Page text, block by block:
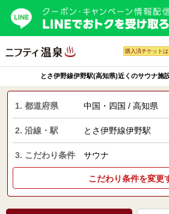
購入済チケット
とさ伊野線伊野駅(高知県)近くのサウナ施
1. 都道府県 中国・四国 / 高知県
2. 沿線・駅 とさ伊野線伊野駅
3. こだわり条件 サウナ
こだわり条件を変更